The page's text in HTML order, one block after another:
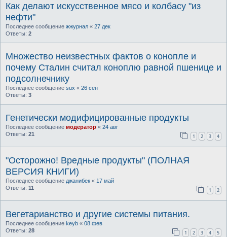
Как делают искусственное мясо и колбасу "из
нефти"
Последнее сообщение жжурнал « 27 дек
Ответы: 2
Множество неизвестных фактов о конопле и
почему Сталин считал коноплю равной пшенице и
подсолнечнику
Последнее сообщение sux « 26 сен
Ответы: 3
Генетически модифицированные продукты
Последнее сообщение модератор « 24 авг
Ответы: 21 1 2 3 4
"Осторожно! Вредные продукты" (ПОЛНАЯ
ВЕРСИЯ КНИГИ)
Последнее сообщение джанибек « 17 май
Ответы: 11 1 2
Вегетарианство и другие системы питания.
Последнее сообщение keyb « 08 фев
Ответы: 28 1 2 3 4 5